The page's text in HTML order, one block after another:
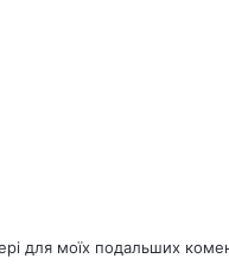
для моїх подальших